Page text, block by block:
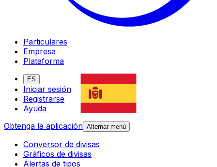
Particulares
Empresa
Plataforma
ES
Iniciar sesión
Registrarse
Ayuda
Obtenga la aplicación Alternar menú
Conversor de divisas
Gráficos de divisas
Alertas de tipos